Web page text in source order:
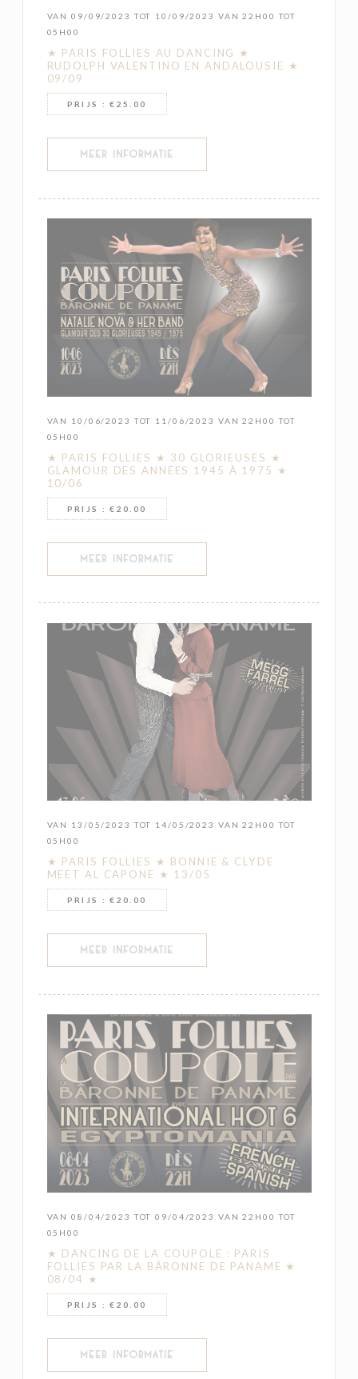
VAN 09/09/2023 TOT 10/09/2023 VAN 22H00 TOT
05H00
★ PARIS FOLLIES AU DANCING ★
RUDOLPH VALENTINO EN ANDALOUSIE ★
09/09
PRIJS : €25.00
MEER INFORMATIE
VAN 10/06/2023 TOT 11/06/2023 VAN 22H00 TOT
05H00
★ PARIS FOLLIES ★ 30 GLORIEUSES ★
GLAMOUR DES ANNÉES 1945 À 1975 ★
10/06
PRIJS : €20.00
MEER INFORMATIE
VAN 13/05/2023 TOT 14/05/2023 VAN 22H00 TOT
05H00
★ PARIS FOLLIES ★ BONNIE & CLYDE
MEET AL CAPONE ★ 13/05
PRIJS : €20.00
MEER INFORMATIE
VAN 08/04/2023 TOT 09/04/2023 VAN 22H00 TOT
05H00
★ DANCING DE LA COUPOLE : PARIS
FOLLIES PAR LA BÂRONNE DE PANAME ★
08/04 ★
PRIJS : €20.00
MEER INFORMATIE